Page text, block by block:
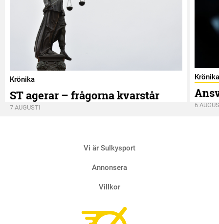
Krönika
ST agerar – frågorna kvarstår
7 AUGUSTI
Krönika
6
Vi är Sulkysport
Annonsera
Villkor